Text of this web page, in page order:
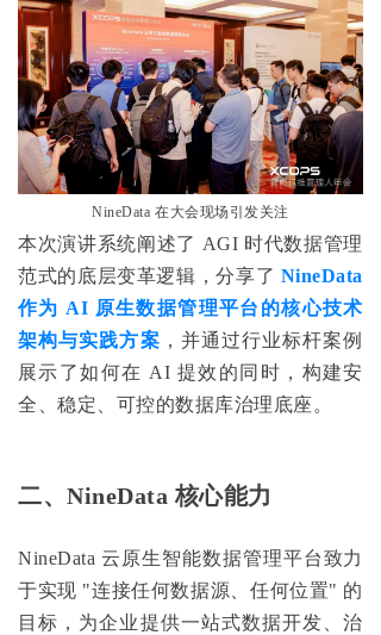
NineData 在大会现场引发关注
本次演讲系统阐述了 AGI 时代数据管理
范式的底层变革逻辑，分享了 NineData
作为 AI 原生数据管理平台的核心技术
架构与实践方案 ，并通过行业标杆案例
展示了如何在 AI 提效的同时，构建安
全、稳定、可控的数据库治理底座。
二、NineData 核心能力
NineData 云原生智能数据管理平台致力
于实现 "连接任何数据源、任何位置" 的
目标，为企业提供一站式数据开发、治